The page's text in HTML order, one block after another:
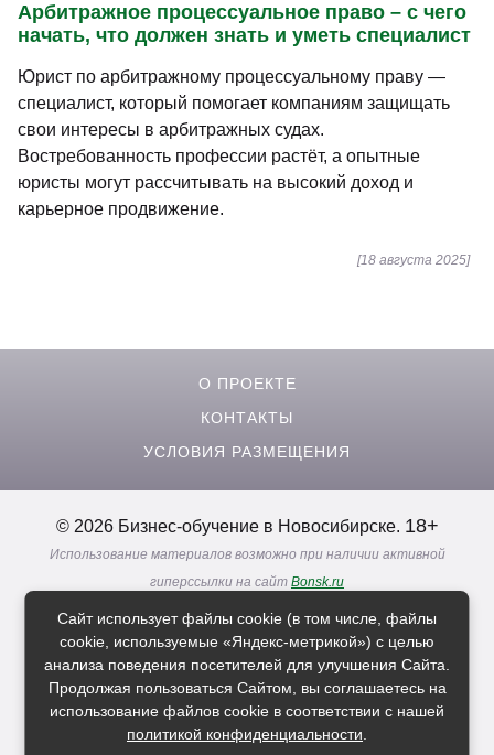
Арбитражное процессуальное право – с чего
начать, что должен знать и уметь специалист
Юрист по арбитражному процессуальному праву —
специалист, который помогает компаниям защищать
свои интересы в арбитражных судах.
Востребованность профессии растёт, а опытные
юристы могут рассчитывать на высокий доход и
карьерное продвижение.
[18 августа 2025]
О ПРОЕКТЕ
КОНТАКТЫ
УСЛОВИЯ РАЗМЕЩЕНИЯ
© 2026 Бизнес-обучение в Новосибирске. 18+
Использование материалов возможно при наличии активной
гиперссылки на сайт Bonsk.ru
Реклама. Информация о рекламодателях по ссылкам
Политика в отношении обработки персональных данных
Расскажи друзьям о нас
Сайт использует файлы cookie (в том числе, файлы
cookie, используемые «Яндекс-метрикой») с целью
анализа поведения посетителей для улучшения Сайта.
Продолжая пользоваться Сайтом, вы соглашаетесь на
использование файлов cookie в соответствии с нашей
политикой конфиденциальности